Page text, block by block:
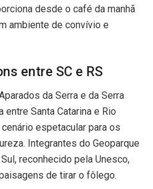
desde o café da manhã
ambiente de convívio e
entre SC e RS
da Serra e da Serra
Santa Catarina e Rio
espetacular para os
Integrantes do Geoparque
reconhecido pela Unesco,
de tirar o fôlego.